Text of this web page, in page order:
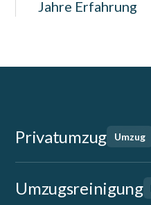
Jahre Erfahrung
Privatumzug Umzug
Umzugsreinigung